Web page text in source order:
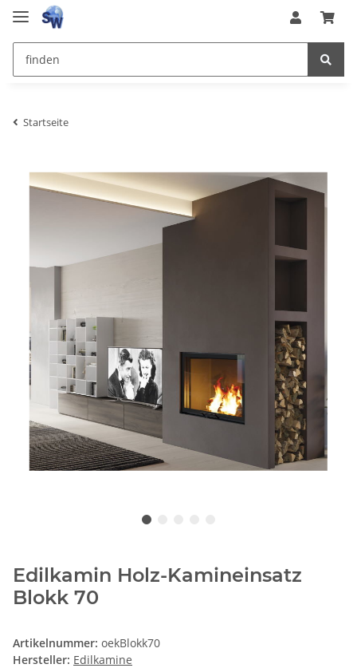
Startseite
Edilkamin Holz-Kamineinsatz
Blokk 70
Artikelnummer: oekBlokk70
Hersteller: Edilkamine